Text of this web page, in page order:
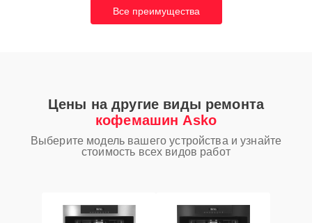
Все преимущества
Цены на другие виды ремонта
кофемашин Asko
Выберите модель вашего устройства и узнайте
стоимость всех видов работ